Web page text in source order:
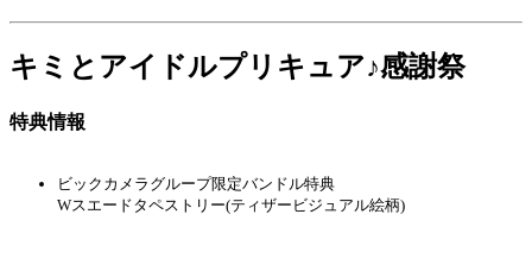
限定予約中ただいま予約
受付中
まとめてカートへ
ハピネット